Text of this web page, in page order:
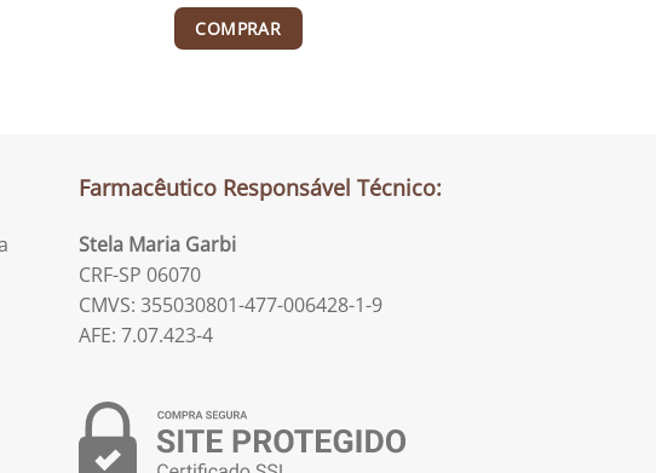
COMPRAR
Farmacêutico Responsável Técnico:
Stela Maria Garbi
CRF-SP 06070
CMVS: 355030801-477-006428-1-9
AFE: 7.07.423-4